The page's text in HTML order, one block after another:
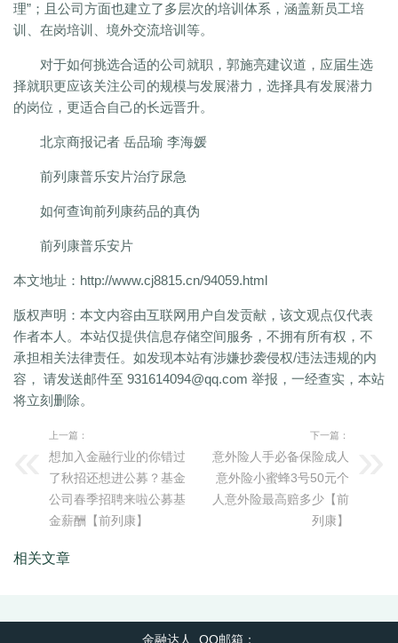
理”；且公司方面也建立了多层次的培训体系，涵盖新员工培
训、在岗培训、境外交流培训等。
对于如何挑选合适的公司就职，郭施亮建议道，应届生选
择就职更应该关注公司的规模与发展潜力，选择具有发展潜力
的岗位，更适合自己的长远晋升。
北京商报记者 岳品瑜 李海媛
前列康普乐安片治疗尿急
如何查询前列康药品的真伪
前列康普乐安片
本文地址： http://www.cj8815.cn/94059.html
版权声明： 本文内容由互联网用户自发贡献，该文观点仅代表
作者本人。本站仅提供信息存储空间服务，不拥有所有权，不
承担相关法律责任。如发现本站有涉嫌抄袭侵权/违法违规的内
容， 请发送邮件至 931614094@qq.com 举报，一经查实，本站
将立刻删除。
上一篇：
想加入金融行业的你错过
了秋招还想进公募？基金
公司春季招聘来啦公募基
金薪酬【前列康】
下一篇：
意外险人手必备保险成人
意外险小蜜蜂3号50元个
人意外险最高赔多少【前
列康】
相关文章
金融达人 QQ邮箱：